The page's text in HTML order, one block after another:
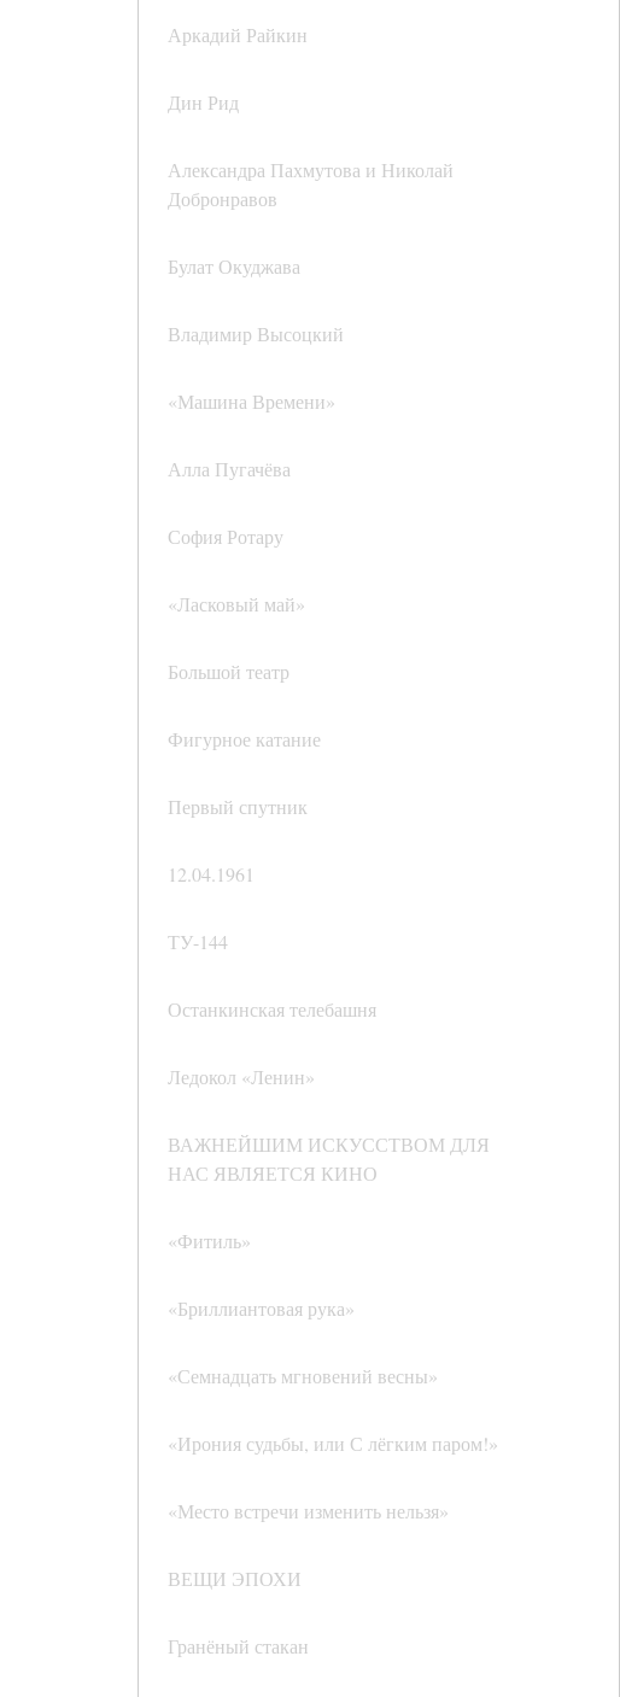
Аркадий Райкин
Дин Рид
Александра Пахмутова и Николай
Добронравов
Булат Окуджава
Владимир Высоцкий
«Машина Времени»
Алла Пугачёва
София Ротару
«Ласковый май»
Большой театр
Фигурное катание
Первый спутник
12.04.1961
ТУ-144
Останкинская телебашня
Ледокол «Ленин»
ВАЖНЕЙШИМ ИСКУССТВОМ ДЛЯ
НАС ЯВЛЯЕТСЯ КИНО
«Фитиль»
«Бриллиантовая рука»
«Семнадцать мгновений весны»
«Ирония судьбы, или С лёгким паром!»
«Место встречи изменить нельзя»
ВЕЩИ ЭПОХИ
Гранёный стакан